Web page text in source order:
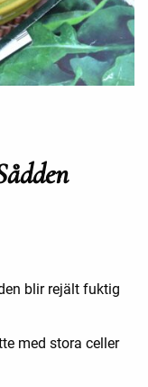
blir rejält fuktig
med stora celler